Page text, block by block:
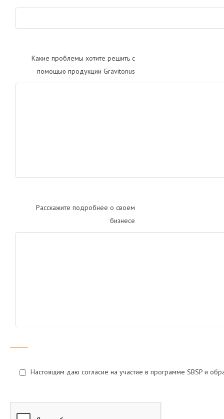
Какие проблемы хотите решить с
помощью продукции Gravitonus
Расскажите подробнее о своем
бизнесе
Настоящим даю согласие на участие в программе SBSP и